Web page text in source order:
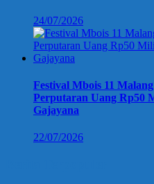
24/07/2026
Festival Mbois 11
Perputaran Uang Rp50
Gajayana
22/07/2026